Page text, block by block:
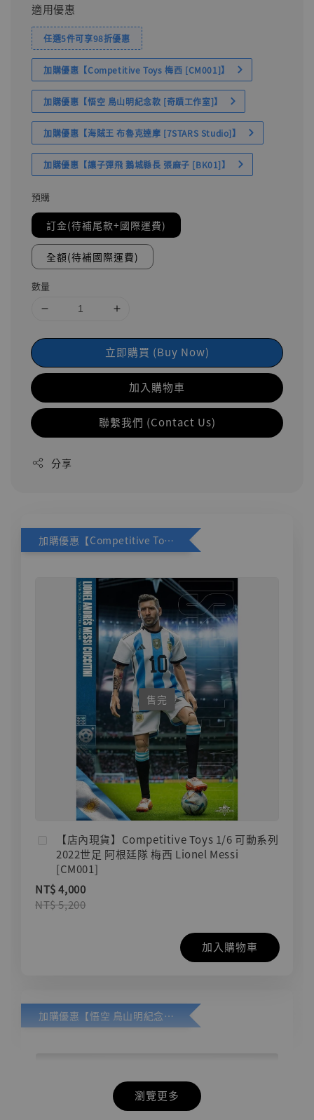
適用優惠
任選5件可享98折優惠
加購優惠【Competitive Toys 梅西 [CM001]】
加購優惠【悟空 鳥山明紀念款 [奇蹟工作室]】
加購優惠【海賊王 布魯克達摩 [7STARS Studio]】
加購優惠【讓子彈飛 鵝城縣長 張麻子 [BK01]】
預購
訂金(待補尾款+國際運費)
全額(待補國際運費)
數量
立即購買 (Buy Now)
加入購物車
聯繫我們 (Contact Us)
分享
加購優惠【Competitive Toys 梅西 [CM001]】
售完
【店內現貨】Competitive Toys 1/6 可動系列
2022世足 阿根廷隊 梅西 Lionel Messi
[CM001]
NT$ 4,000
NT$ 5,200
加入購物車
加購優惠【悟空 鳥山明紀念款 [奇蹟工作室]】
瀏覽更多